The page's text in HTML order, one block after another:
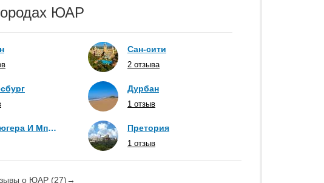
ЮАР
Парк Крюгера И Мпумаланга
Сан-сити
2 отзыва
Дурбан
1 отзыв
Претория
1 отзыв
о ЮАР (27)→